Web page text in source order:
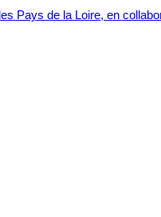
Pays de la Loire, en